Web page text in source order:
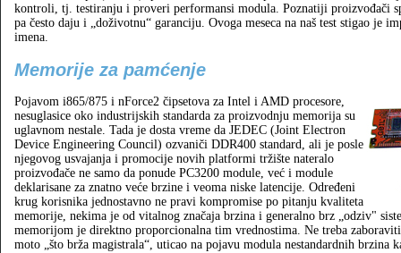
kontroli, tj. testiranju i proveri performansi modula. Poznatiji proizvođači
pa često daju i „doživotnu“ garanciju. Ovoga meseca na naš test stigao je
imena.
Memorije za pamćenje
Pojavom i865/875 i nForce2 čipsetova za Intel i AMD procesore,
nesuglasice oko industrijskih standarda za proizvodnju memorija su
uglavnom nestale. Tada je dosta vreme da JEDEC (Joint Electron
Device Engineering Council) ozvaniči DDR400 standard, ali je posle
njegovog usvajanja i promocije novih platformi tržište nateralo
proizvođače ne samo da ponude PC3200 module, već i module
deklarisane za znatno veće brzine i veoma niske latencije. Određeni
krug korisnika jednostavno ne pravi kompromise po pitanju kvaliteta
memorije, nekima je od vitalnog značaja brzina i generalno brz „odziv"
memorijom je direktno proporcionalna tim vrednostima. Ne treba
moto „što brža magistrala“, uticao na pojavu modula nestandardnih brzina